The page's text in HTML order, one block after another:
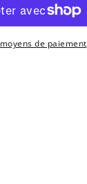
de paiement